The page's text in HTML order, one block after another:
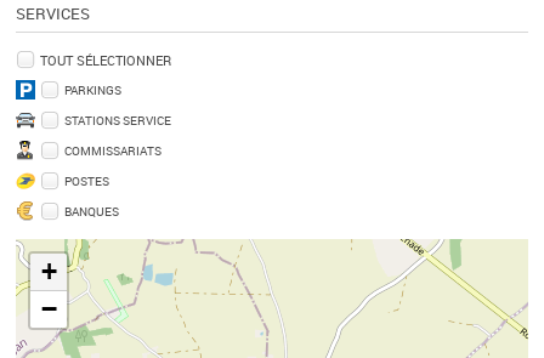
SERVICES
TOUT SÉLECTIONNER
PARKINGS
STATIONS SERVICE
COMMISSARIATS
POSTES
BANQUES
+
−